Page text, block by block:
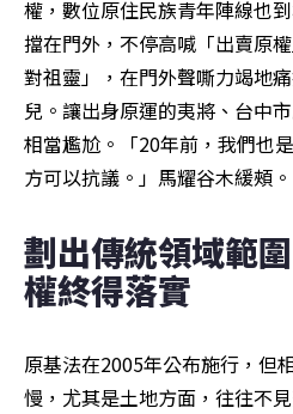
權，數位原住民族青年陣線也
擋在門外，不停高喊「出賣原
對祖靈」，在門外聲嘶力竭地
兒。讓出身原運的夷將、台中
相當尷尬。「20年前，我們也
方可以抗議。」馬耀谷木緩頰。
劃出傳統領域範
權終得落實
原基法在2005年公布施行，但
慢，尤其是土地方面，往往不